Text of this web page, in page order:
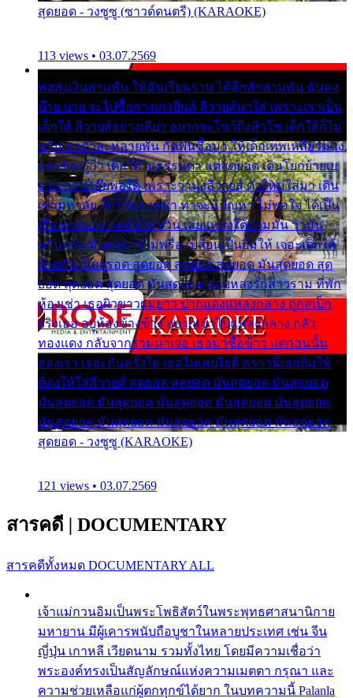
สุดยอด - วงซูซู (ซาวด์ดนตรี) (KARAOKE)
113 views • 03.07.2569
พ่อส่งเงินสามพัน ให้ฉันเรียนราม ได้อีกสักสามพัน ฉันคง
บ๊าย บาย จะไปซื้อกางเกงยีนส์ ลีวายส์มาใส่ เพราะเราเป็น
เด็กใต้ ลีวายส์อย่างเดียว อยากจะโชว์ถึงหิวโซ เด็กใต้ก็ไม่
หวั่น ตกตัวละหลายพัน กัดฟันซื้อมา ให้เด็กเทพเหลียวมอง
และต้องรู้ว่า เด็กใต้ไม่ธรรมดา แต่สุดยอด เดินโยกย้ายเย
ยวน กวนโอ๊ยพอได้ เพราะว่านุ่งลีวายส์ ตัวใหม่ใส่มา เดิน
เข้ามหาลัย จิ๊กโก๊มองหน้า ท่าจะมีปัญหา ไม่พอใจ ได้เป็น
เรื่องแน่นอน แต่ฉันไม่หวั่น เลยแหลงใต้ถามมัน ว่ามัน
พรั่นพรือ มันตอบว่าไม่พรื่อ เปลี่ยนเป็นยิ้มให้ เจอะเด็กใต้
ด้วยกัน ก็เลยรอด สุดยอด สุดยอด สุดยอด มันสุดยอด สุด
ยอด สุดยอด สุดยอด มันสุดยอด แอบหลงรักสาวราม ที่พัก
ห้องเช่า เธอผิวขาวผมยาว ปากแดงแหลงกลาง ถูกสเป็ก
จริงเธอ อยู่ห้องข้างข้าง อยากเข้าไปแหลงกลาง กลัว
ทองแดง กลับจากรามมาเจอ เธอมาซื้อข้าว แต่ก่อนนั้น
สองเรา เจอะกันครั้งใด เธอไม่เคยไยดี คราวนี้เธอยิ้มให้
ต้องให้ใส่ลีวายส์ สุดยอด สุดยอด มันสุดยอด มันสุดยอด
มันสุดยอด มันสุดยอด มันสุดยอด มันสุดยอด มันสุดยอด
มันสุดยอด มันสุดยอด มันสุดยอด มันสุดยอด มันสุดยอด
สุดยอด - วงซูซู (KARAOKE)
121 views • 03.07.2569
สารคดี | DOCUMENTARY
สารคดีทั้งหมด DOCUMENTARY ALL
เจ้าแม่กวนอิมเป็นพระโพธิสัตว์ในพระพุทธศาสนานิกาย
มหายาน มีผู้เคารพนับถือบูชาในหลายประเทศ เช่น จีน
ญี่ปุ่น เกาหลี เวียดนาม รวมทั้งไทย โดยมีความเชื่อว่า
พระองค์ทรงเป็นสัญลักษณ์แห่งความเมตตา กรุณา และ
ความช่วยเหลือแก่ผู้ตกทุกข์ได้ยาก ในบทความนี้ Palanla